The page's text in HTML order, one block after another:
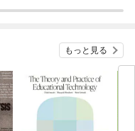
もっと見る